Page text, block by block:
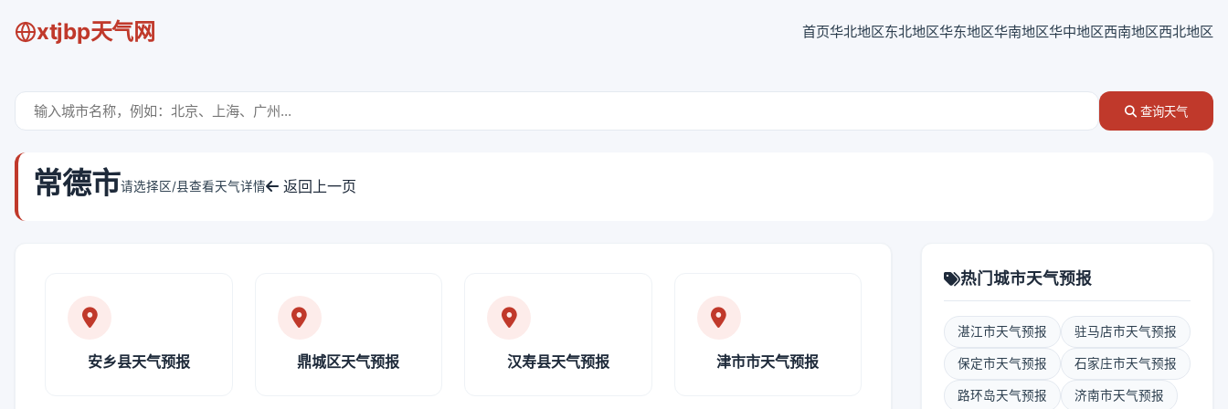
xtjbp天气网 首页华北地区东北地区华东地区华南地区华中地区西南地区西北地区
查询天气
常德市请选择区/县查看天气详情 返回上一页
安乡县天气预报 鼎城区天气预报 汉寿县天气预报 津市市天气预报
热门城市天气预报
湛江市天气预报 驻马店市天气预报
保定市天气预报 石家庄市天气预报
路环岛天气预报 济南市天气预报